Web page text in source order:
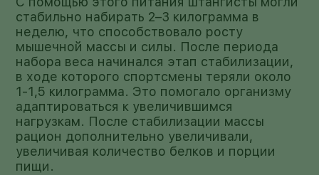
стабильно набирать 2–3 килограмма в
неделю, что способствовало росту
мышечной массы и силы. После периода
набора веса начинался этап стабилизации,
в ходе которого спортсмены теряли около
1-1,5 килограмма. Это помогало организму
адаптироваться к увеличившимся
нагрузкам. После стабилизации массы
рацион дополнительно увеличивали,
увеличивая количество белков и порции
пищи.